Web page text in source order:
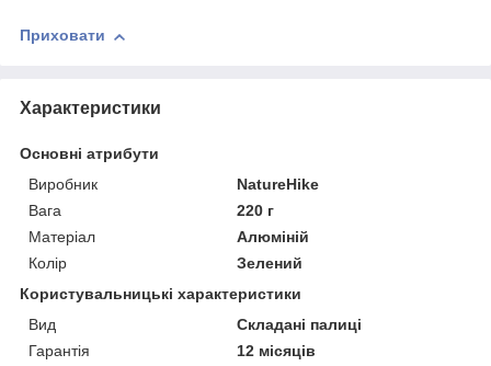
Приховати
Характеристики
Основні атрибути
Виробник
NatureHike
Вага
220 г
Матеріал
Алюміній
Колір
Зелений
Користувальницькі характеристики
Вид
Складані палиці
Гарантія
12 місяців